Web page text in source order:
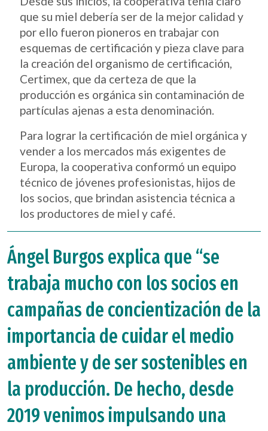
que su miel debería ser de la mejor calidad y
por ello fueron pioneros en trabajar con
esquemas de certificación y pieza clave para
la creación del organismo de certificación,
Certimex, que da certeza de que la
producción es orgánica sin contaminación de
partículas ajenas a esta denominación.
Para lograr la certificación de miel orgánica y
vender a los mercados más exigentes de
Europa, la cooperativa conformó un equipo
técnico de jóvenes profesionistas, hijos de
los socios, que brindan asistencia técnica a
los productores de miel y café.
Ángel Burgos explica que “se
trabaja mucho con los socios en
campañas de concientización de la
importancia de cuidar el medio
ambiente y de ser sostenibles en
la producción. De hecho, desde
2019 venimos impulsando una